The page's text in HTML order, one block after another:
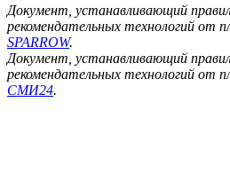
Документ, устанавливающий
рекомендательных технологий от
SPARROW.
Документ, устанавливающий
рекомендательных технологий от
СМИ24.